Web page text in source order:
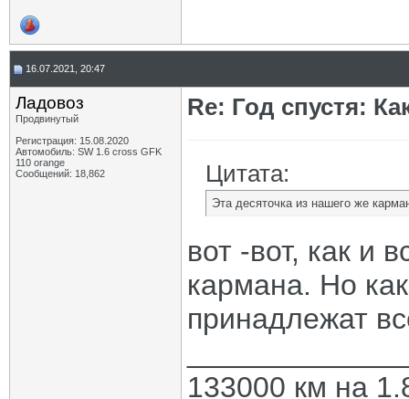
16.07.2021, 20:47
Ладовоз
Продвинутый
Регистрация: 15.08.2020
Автомобиль: SW 1.6 cross GFK
110 orange
Сообщений: 18,862
Re: Год спустя:
Цитата:
Эта десяточка из нашего же
вот -вот, как и
кармана. Но
принадлежат
133000 км на